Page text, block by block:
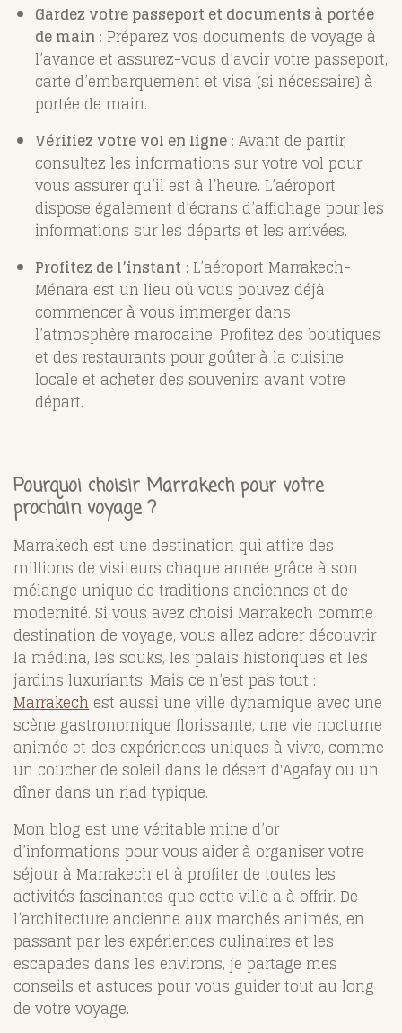
Gardez votre passeport et documents à portée
de main : Préparez vos documents de voyage à
l’avance et assurez-vous d’avoir votre passeport,
carte d’embarquement et visa (si nécessaire) à
portée de main.
Vérifiez votre vol en ligne : Avant de partir,
consultez les informations sur votre vol pour
vous assurer qu’il est à l’heure. L’aéroport
dispose également d’écrans d’affichage pour les
informations sur les départs et les arrivées.
Profitez de l’instant : L’aéroport Marrakech-
Ménara est un lieu où vous pouvez déjà
commencer à vous immerger dans
l’atmosphère marocaine. Profitez des boutiques
et des restaurants pour goûter à la cuisine
locale et acheter des souvenirs avant votre
départ.
Pourquoi choisir Marrakech pour votre
prochain voyage ?
Marrakech est une destination qui attire des
millions de visiteurs chaque année grâce à son
mélange unique de traditions anciennes et de
modernité. Si vous avez choisi Marrakech comme
destination de voyage, vous allez adorer découvrir
la médina, les souks, les palais historiques et les
jardins luxuriants. Mais ce n’est pas tout :
Marrakech est aussi une ville dynamique avec une
scène gastronomique florissante, une vie nocturne
animée et des expériences uniques à vivre, comme
un coucher de soleil dans le désert d'Agafay ou un
dîner dans un riad typique.
Mon blog est une véritable mine d’or
d’informations pour vous aider à organiser votre
séjour à Marrakech et à profiter de toutes les
activités fascinantes que cette ville a à offrir. De
l’architecture ancienne aux marchés animés, en
passant par les expériences culinaires et les
escapades dans les environs, je partage mes
conseils et astuces pour vous guider tout au long
de votre voyage.